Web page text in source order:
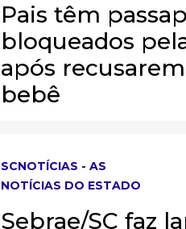
Pais têm
bloqueados
após
bebê
SCNOTÍCIAS - AS
NOTÍCIAS DO ESTADO
Sebrae/SC faz